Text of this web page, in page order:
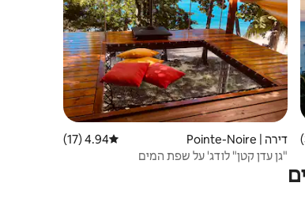
5, 30 ביקורות
דירה | Pointe-Noire דירוג ממוצע של 4.94 מתוך 5, 17 ביקורות
4.94 (17)
"גן עדן קטן" לודג' על שפת המים